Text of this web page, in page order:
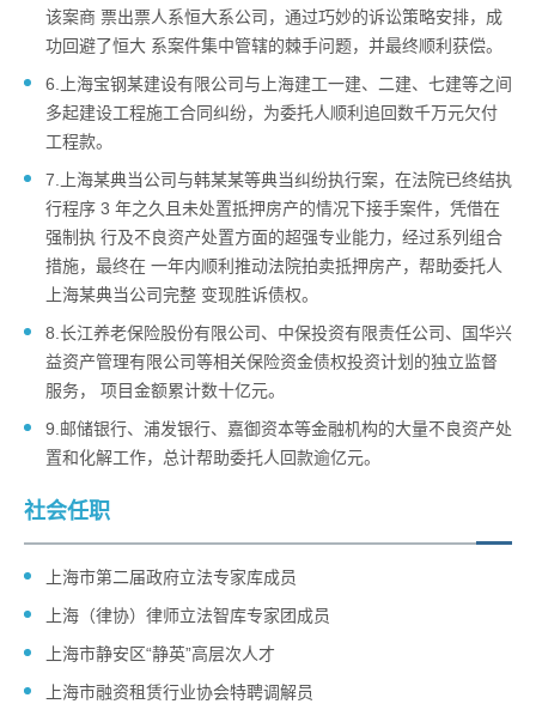
该案商 票出票人系恒大系公司，通过巧妙的诉讼策略安排，成
功回避了恒大 系案件集中管辖的棘手问题，并最终顺利获偿。
6.上海宝钢某建设有限公司与上海建工一建、二建、七建等之间
多起建设工程施工合同纠纷，为委托人顺利追回数千万元欠付
工程款。
7.上海某典当公司与韩某某等典当纠纷执行案，在法院已终结执
行程序 3 年之久且未处置抵押房产的情况下接手案件，凭借在
强制执 行及不良资产处置方面的超强专业能力，经过系列组合
措施，最终在 一年内顺利推动法院拍卖抵押房产，帮助委托人
上海某典当公司完整 变现胜诉债权。
8.长江养老保险股份有限公司、中保投资有限责任公司、国华兴
益资产管理有限公司等相关保险资金债权投资计划的独立监督
服务， 项目金额累计数十亿元。
9.邮储银行、浦发银行、嘉御资本等金融机构的大量不良资产处
置和化解工作，总计帮助委托人回款逾亿元。
社会任职
上海市第二届政府立法专家库成员
上海（律协）律师立法智库专家团成员
上海市静安区“静英”高层次人才
上海市融资租赁行业协会特聘调解员